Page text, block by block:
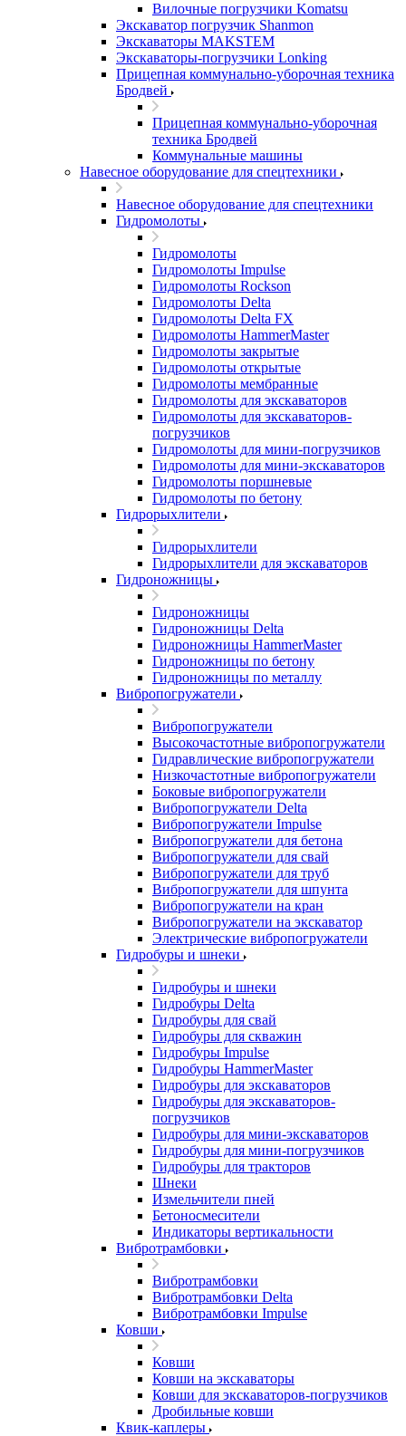
Вилочные погрузчики Komatsu
Экскаватор погрузчик Shanmon
Экскаваторы MAKSTEM
Экскаваторы-погрузчики Lonking
Прицепная коммунально-уборочная техника
Бродвей
Прицепная коммунально-уборочная
техника Бродвей
Коммунальные машины
Навесное оборудование для спецтехники
Навесное оборудование для спецтехники
Гидромолоты
Гидромолоты
Гидромолоты Impulse
Гидромолоты Rockson
Гидромолоты Delta
Гидромолоты Delta FX
Гидромолоты HammerMaster
Гидромолоты закрытые
Гидромолоты открытые
Гидромолоты мембранные
Гидромолоты для экскаваторов
Гидромолоты для экскаваторов-
погрузчиков
Гидромолоты для мини-погрузчиков
Гидромолоты для мини-экскаваторов
Гидромолоты поршневые
Гидромолоты по бетону
Гидрорыхлители
Гидрорыхлители
Гидрорыхлители для экскаваторов
Гидроножницы
Гидроножницы
Гидроножницы Delta
Гидроножницы HammerMaster
Гидроножницы по бетону
Гидроножницы по металлу
Вибропогружатели
Вибропогружатели
Высокочастотные вибропогружатели
Гидравлические вибропогружатели
Низкочастотные вибропогружатели
Боковые вибропогружатели
Вибропогружатели Delta
Вибропогружатели Impulse
Вибропогружатели для бетона
Вибропогружатели для свай
Вибропогружатели для труб
Вибропогружатели для шпунта
Вибропогружатели на кран
Вибропогружатели на экскаватор
Электрические вибропогружатели
Гидробуры и шнеки
Гидробуры и шнеки
Гидробуры Delta
Гидробуры для свай
Гидробуры для скважин
Гидробуры Impulse
Гидробуры HammerMaster
Гидробуры для экскаваторов
Гидробуры для экскаваторов-
погрузчиков
Гидробуры для мини-экскаваторов
Гидробуры для мини-погрузчиков
Гидробуры для тракторов
Шнеки
Измельчители пней
Бетоносмесители
Индикаторы вертикальности
Вибротрамбовки
Вибротрамбовки
Вибротрамбовки Delta
Вибротрамбовки Impulse
Ковши
Ковши
Ковши на экскаваторы
Ковши для экскаваторов-погрузчиков
Дробильные ковши
Квик-каплеры